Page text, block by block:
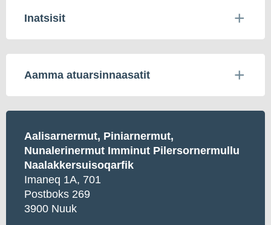
Inatsisit
Aamma atuarsinnaasatit
Aalisarnermut, Piniarnermut,
Nunalerinermut Imminut Pilersornermullu
Naalakkersuisoqarfik
Imaneq 1A, 701
Postboks 269
3900 Nuuk